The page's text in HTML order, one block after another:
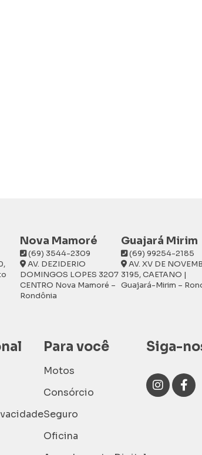
Nova Mamoré
(69) 3544-2309
AV. DEZIDERIO
DOMINGOS LOPES 3207
CENTRO Nova Mamoré –
Rondônia
Guajará Mirim
(69) 99254-2185
AV. XV DE
3195, CAETANO |
Guajará-Mirim –
Para você
Motos
Consórcio
Seguro
Oficina
Siga-